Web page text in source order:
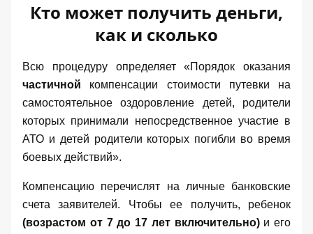
Кто может получить деньги,
как и сколько
Всю процедуру определяет«Порядок оказания
частичной компенсации стоимости путевки на
самостоятельное оздоровление детей, родители
которых принимали непосредственное участие в
АТО и детей родители которых погибли во время
боевых действий».
Компенсацию перечислят на личные банковские
счета заявителей. Чтобы ее получить, ребенок
(возрастом от 7 до 17 лет включительно) и его